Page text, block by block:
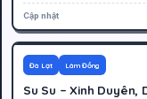
Cập nhật
400K
Đà Lạt Lâm Đồng
Su Su – Xinh Duyên,